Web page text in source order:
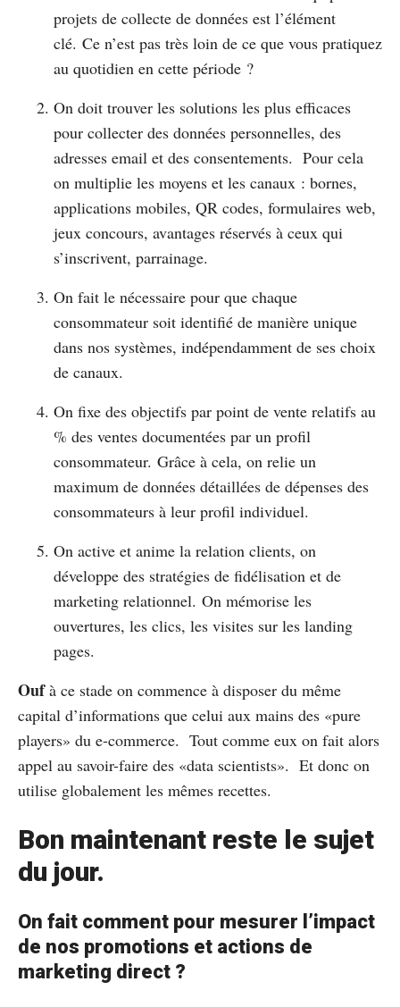
projets de collecte de données est l’élément
clé. Ce n’est pas très loin de ce que vous pratiquez
au quotidien en cette période ?
On doit trouver les solutions les plus efficaces
pour collecter des données personnelles, des
adresses email et des consentements. Pour cela
on multiplie les moyens et les canaux : bornes,
applications mobiles, QR codes, formulaires web,
jeux concours, avantages réservés à ceux qui
s’inscrivent, parrainage.
On fait le nécessaire pour que chaque
consommateur soit identifié de manière unique
dans nos systèmes, indépendamment de ses choix
de canaux.
On fixe des objectifs par point de vente relatifs au
% des ventes documentées par un profil
consommateur. Grâce à cela, on relie un
maximum de données détaillées de dépenses des
consommateurs à leur profil individuel.
On active et anime la relation clients, on
développe des stratégies de fidélisation et de
marketing relationnel. On mémorise les
ouvertures, les clics, les visites sur les landing
pages.
Oufà ce stade on commence à disposer du même
capital d’informations que celui aux mains des «pure
players» du e-commerce. Tout comme eux on fait alors
appel au savoir-faire des «data scientists». Et donc on
utilise globalement les mêmes recettes.
Bon maintenant reste le sujet
du jour.
On fait comment pour mesurer l’impact
de nos promotions et actions de
marketing direct ?